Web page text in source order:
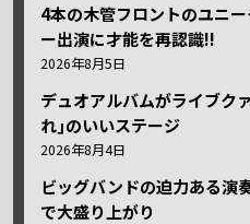
4本の木管フロントのユニ
ー出演に才能を再認識!!
2026年8月5日
デュオアルバムがライブク
れ｣のいいステージ
2026年8月4日
ビッグバンドの迫力ある演
で大盛り上がり